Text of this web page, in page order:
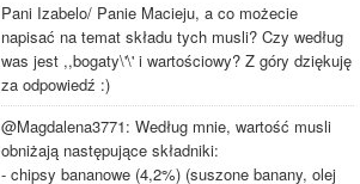
Pani Izabelo/ Panie Macieju, a co możecie
napisać na temat składu tych musli? Czy według
was jest ,,bogaty\'\' i wartościowy? Z góry dziękuję
za odpowiedź :)
@Magdalena3771: Według mnie, wartość musli
obniżają następujące składniki:
- chipsy bananowe (4,2%) (suszone banany, olej